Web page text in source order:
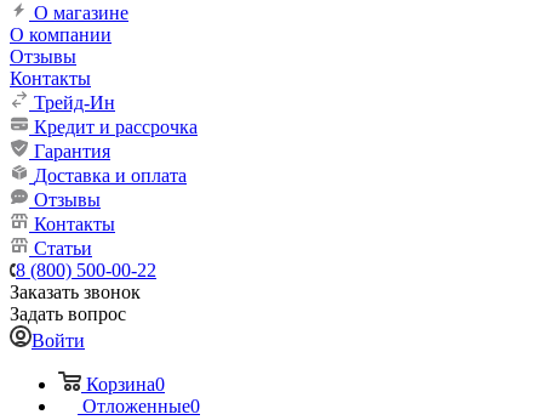
О магазине
О компании
Отзывы
Контакты
Трейд-Ин
Кредит и рассрочка
Гарантия
Доставка и оплата
Отзывы
Контакты
Статьи
8 (800) 500-00-22
Заказать звонок
Задать вопрос
Войти
Корзина0
Отложенные0